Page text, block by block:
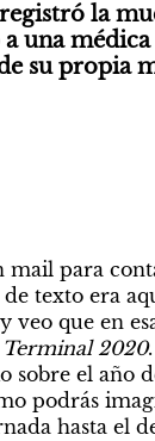
la
una
su propia
para
texto era
que en
Terminal 2020
el año
podrás
hasta el